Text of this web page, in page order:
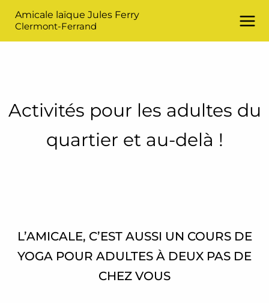
Amicale laïque Jules Ferry
Clermont-Ferrand
Activités pour les adultes du
quartier et au-delà !
L’AMICALE, C’EST AUSSI UN COURS DE
YOGA POUR ADULTES À DEUX PAS DE
CHEZ VOUS